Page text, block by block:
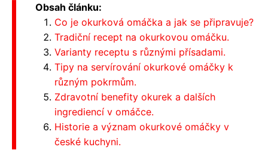
Obsah článku:
Co je okurková omáčka a jak se připravuje?
Tradiční recept na okurkovou omáčku.
Varianty receptu s různými přísadami.
Tipy na servírování okurkové omáčky k
různým pokrmům.
Zdravotní benefity okurek a dalších
ingrediencí v omáčce.
Historie a význam okurkové omáčky v
české kuchyni.